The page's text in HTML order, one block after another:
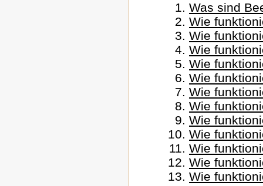
Was sind
Wie
Wie
Wie
Wie
Wie
Wie
Wie
Wie
Wie
Wie
Wie
Wie